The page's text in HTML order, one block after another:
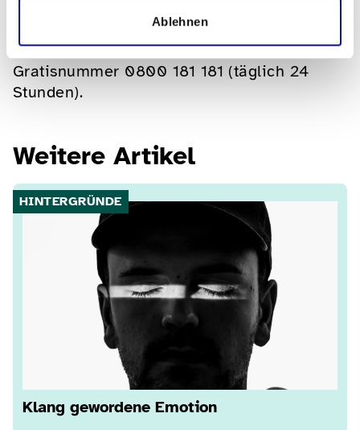
Ablehnen
www.sbb.ch/begleitabooder telefonisch
beim SBB Contact Center unter der
Gratisnummer 0800 181 181 (täglich 24
Stunden).
Weitere Artikel
HINTERGRÜNDE
Klang gewordene Emotion